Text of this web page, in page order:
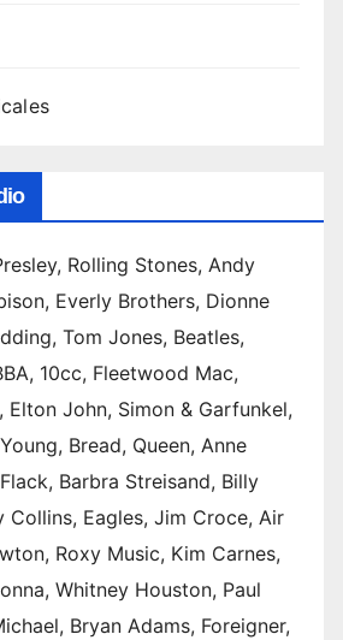
Rolling Stones, Andy
Everly Brothers, Dionne
Tom Jones, Beatles,
10cc, Fleetwood Mac,
Elton John, Simon & Garfunkel,
Bread, Queen, Anne
Barbra Streisand, Billy
Collins, Eagles, Jim Croce, Air
Roxy Music, Kim Carnes,
Whitney Houston, Paul
Bryan Adams, Foreigner,